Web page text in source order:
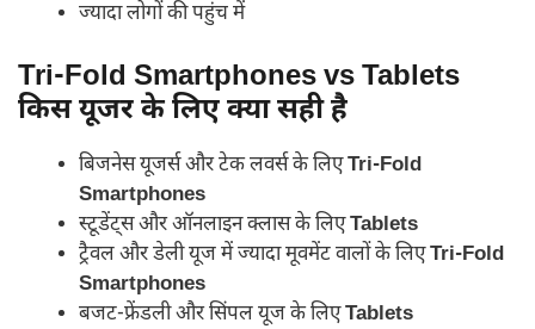
ज्यादा लोगों की पहुंच में
Tri-Fold Smartphones vs Tablets
किस यूजर के लिए क्या सही है
बिजनेस यूजर्स और टेक लवर्स के लिएTri-Fold
Smartphones
स्टूडेंट्स और ऑनलाइन क्लास के लिएTablets
ट्रैवल और डेली यूज में ज्यादा मूवमेंट वालों के लिएTri-Fold
Smartphones
बजट-फ्रेंडली और सिंपल यूज के लिएTablets